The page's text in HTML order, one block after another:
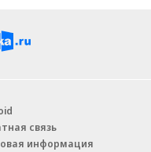
связь
информация